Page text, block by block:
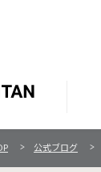
公式ブログ